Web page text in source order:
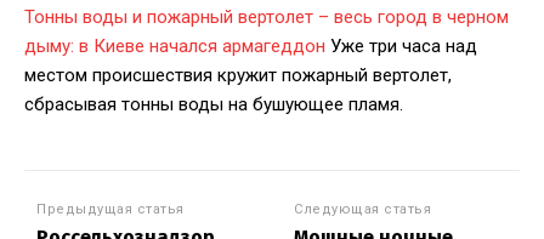
Тонны воды и пожарный вертолет – весь город в черном
дыму: в Киеве начался армагеддон Уже три часа над
местом происшествия кружит пожарный вертолет,
сбрасывая тонны воды на бушующее пламя.
Предыдущая статья Следующая статья